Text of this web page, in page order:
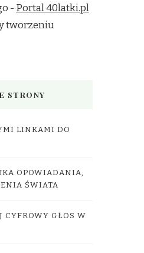
- Portal 40latki.pl
tworzeniu
STRONY
LINKAMI DO
OPOWIADANIA,
ŚWIATA
CYFROWY GŁOS W